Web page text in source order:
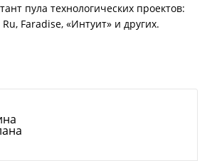
пула технологических проектов:
Faradise, «Интуит» и других.